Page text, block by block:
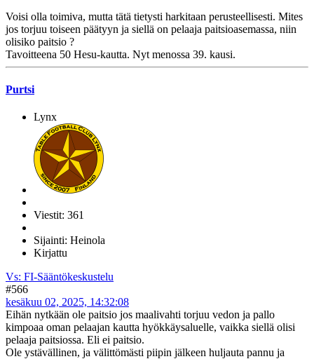
Voisi olla toimiva, mutta tätä tietysti harkitaan perusteellisesti. Mites
jos torjuu toiseen päätyyn ja siellä on pelaaja paitsioasemassa, niin
olisiko paitsio ?
Tavoitteena 50 Hesu-kautta. Nyt menossa 39. kausi.
Purtsi
Lynx
Viestit: 361
Sijainti: Heinola
Kirjattu
Vs: FI-Sääntökeskustelu
#566
kesäkuu 02, 2025, 14:32:08
Eihän nytkään ole paitsio jos maalivahti torjuu vedon ja pallo
kimpoaa oman pelaajan kautta hyökkäysaluelle, vaikka siellä olisi
pelaaja paitsiossa. Eli ei paitsio.
Ole ystävällinen, ja välittömästi piipin jälkeen huljauta pannu ja